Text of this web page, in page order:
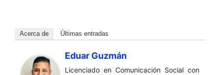
Acerca de Últimas entradas
Eduar Guzmán
Licenciado en Comunicación Social con